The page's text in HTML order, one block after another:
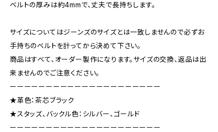
ベルトの厚みは約4mmで、丈夫で長持ちします。
サイズについてはジーンズのサイズとは一致しませんので必ずお
手持ちのベルトを計ってから決めて下さい。
商品はすべて、オーダー製作になります。サイズの交換、返品は出
来ませんのでご注意ください。
ーーーーーーーーーーーーーーーーーーーーー
★革色：茶芯ブラック
★スタッズ、バックル色：シルバー、ゴールド
ーーーーーーーーーーーーーーーーーーーーー